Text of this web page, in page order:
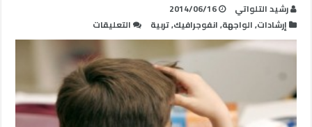
رشيد التلواتي
2014/06/16
إرشادات,الواجهة,انفوجرافيك,تربية التعليقات
7
إجراءات
ضرورية
لمعالجة
التأخر